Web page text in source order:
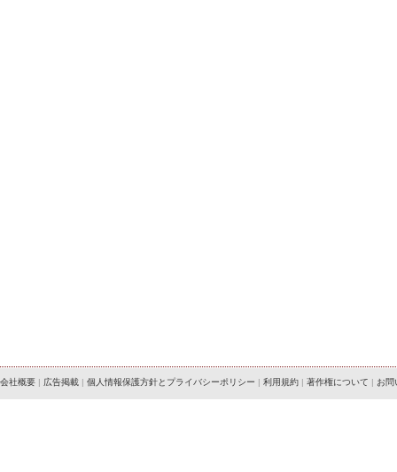
会社概要 | 広告掲載 | 個人情報保護方針とプライバシーポリシー | 利用規約 | 著作権について | お問